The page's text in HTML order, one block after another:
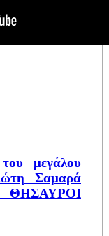
μεγάλου
Σαμαρά